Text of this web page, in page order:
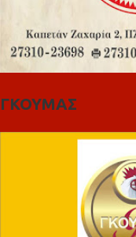
ΓΚΟΥΜΑΣ